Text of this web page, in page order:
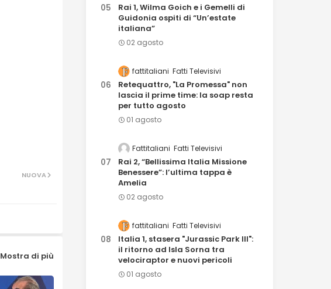
NUOVA
Mostra di più
Rai 1, Wilma Goich e i Gemelli di
Guidonia ospiti di “Un’estate
italiana”
02 agosto
fattitaliani Fatti Televisivi
Retequattro, "La Promessa" non
lascia il prime time: la soap resta
per tutto agosto
01 agosto
Fattitaliani Fatti Televisivi
Rai 2, “Bellissima Italia Missione
Benessere”: l’ultima tappa è
Amelia
02 agosto
fattitaliani Fatti Televisivi
Italia 1, stasera "Jurassic Park III":
il ritorno ad Isla Sorna tra
velociraptor e nuovi pericoli
01 agosto